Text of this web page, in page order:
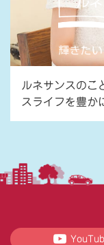
ルネサンスのこ
スライフを豊か